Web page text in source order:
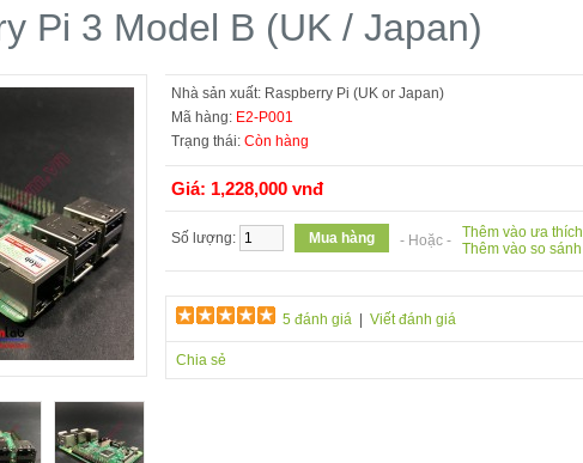
Pi 3 Model B (UK / Japan)
Nhà sản xuất: Raspberry Pi (UK or Japan)
Mã hàng: E2-P001
Trạng thái: Còn hàng
Giá: 1,228,000 vnđ
Số lượng: - Hoặc - Thêm vào ưa thích
Thêm vào so sánh
5 đánh giá Viết đánh giá
Chia sẻ